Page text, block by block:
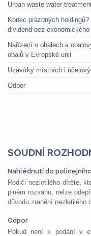
Urban waste water
Konec prázdných
dividend bez ekonomického
Nařízení o obalech a
obalů v Evropské unii
Uzavírky místních i
Odpor
SOUDNÍ
Nahlédnutí do
Rodiči nezletilého dítěte,
plném rozsahu, nelze
důvodu zranění nezletilého
Odpor
Pokud není k podání v